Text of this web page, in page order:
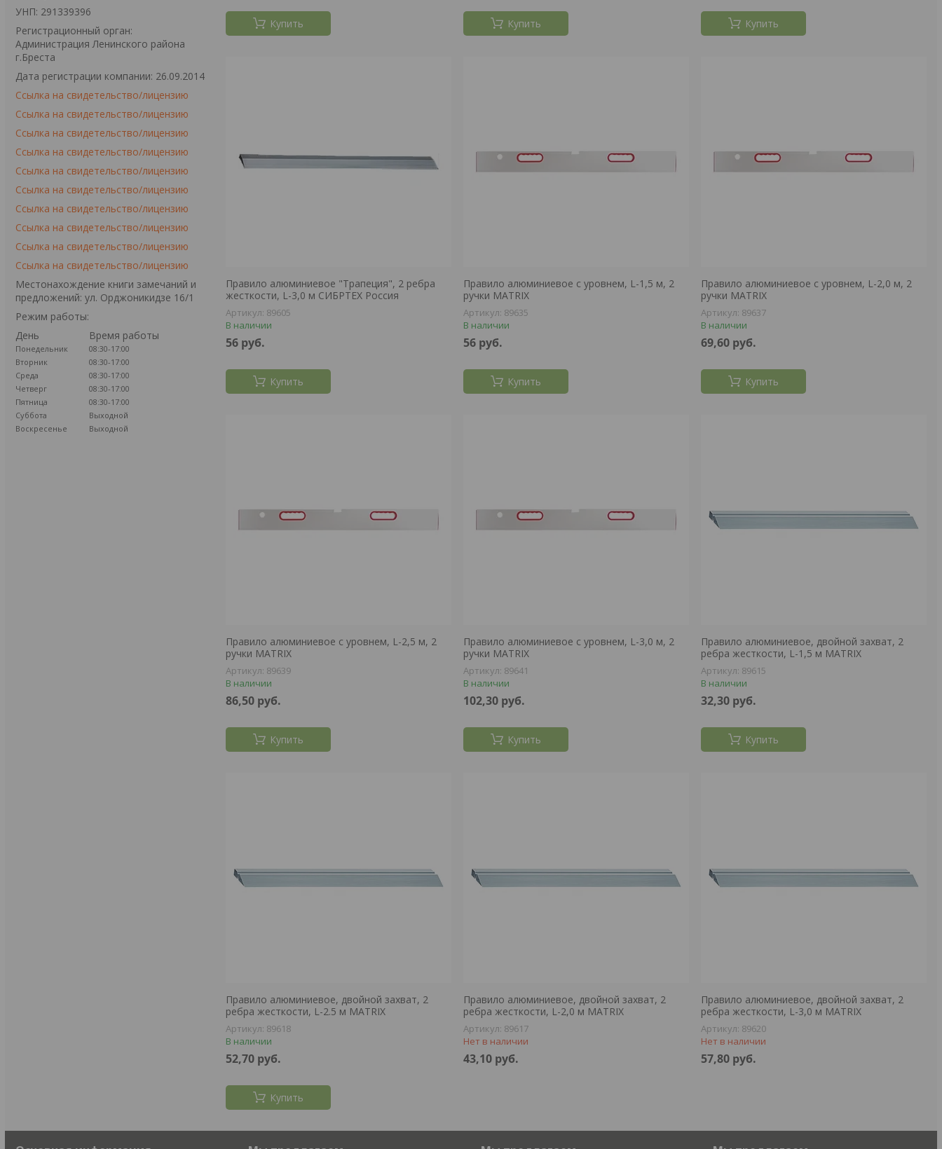
УНП: 291339396
Регистрационный орган:
Администрация Ленинского района
г.Бреста
Дата регистрации компании: 26.09.2014
Ссылка на свидетельство/лицензию
Ссылка на свидетельство/лицензию
Ссылка на свидетельство/лицензию
Ссылка на свидетельство/лицензию
Ссылка на свидетельство/лицензию
Ссылка на свидетельство/лицензию
Ссылка на свидетельство/лицензию
Ссылка на свидетельство/лицензию
Ссылка на свидетельство/лицензию
Ссылка на свидетельство/лицензию
Местонахождение книги замечаний и
предложений: ул. Орджоникидзе 16/1
Режим работы:
День
Время работы
Понедельник
08:30-17:00
Вторник
08:30-17:00
Среда
08:30-17:00
Четверг
08:30-17:00
Пятница
08:30-17:00
Суббота
Выходной
Воскресенье
Выходной
Купить Купить Купить
Правило алюминиевое "Трапеция", 2 ребра
жесткости, L-3,0 м СИБРТЕХ Россия
89605
В наличии
56 руб.
Купить
Правило алюминиевое с уровнем, L-1,5 м, 2
ручки MATRIX
89635
В наличии
56 руб.
Купить
Правило алюминиевое с уровнем, L-2,0 м, 2
ручки MATRIX
89637
В наличии
69,60 руб.
Купить
Правило алюминиевое с уровнем, L-2,5 м, 2
ручки MATRIX
89639
В наличии
86,50 руб.
Купить
Правило алюминиевое с уровнем, L-3,0 м, 2
ручки MATRIX
89641
В наличии
102,30 руб.
Купить
Правило алюминиевое, двойной захват, 2
ребра жесткости, L-1,5 м MATRIX
89615
В наличии
32,30 руб.
Купить
Правило алюминиевое, двойной захват, 2
ребра жесткости, L-2.5 м MATRIX
89618
В наличии
52,70 руб.
Купить
Правило алюминиевое, двойной захват, 2
ребра жесткости, L-2,0 м MATRIX
89617
Нет в наличии
43,10 руб.
Правило алюминиевое, двойной захват, 2
ребра жесткости, L-3,0 м MATRIX
89620
Нет в наличии
57,80 руб.